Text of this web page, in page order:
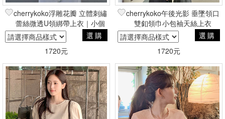
cherrykoko浮雕花瓣 立體刺繡
蕾絲微透U領綁帶上衣｜小個
子友善
選購
1720元
cherrykoko午後光影 垂墜領口
雙釦領巾小包袖天絲上衣
選購
1720元